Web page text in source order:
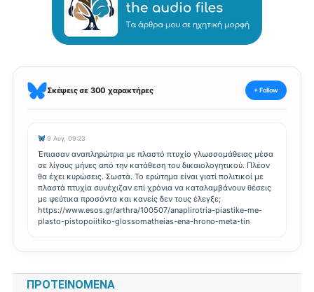
Σκέψεις σε 300 χαρακτήρες + Follow
9 Αυγ, 09:23
Έπιασαν αναπληρώτρια με πλαστό πτυχίο γλωσσομάθειας μέσα
σε λίγους μήνες από την κατάθεση του δικαιολογητικού. Πλέον
θα έχει κυρώσεις. Σωστά. Το ερώτημα είναι γιατί πολιτικοί με
πλαστά πτυχία συνέχιζαν επί χρόνια να καταλαμβάνουν θέσεις
με ψεύτικα προσόντα και κανείς δεν τους έλεγξε;
https://www.esos.gr/arthra/100507/anaplirotria-piastike-me-
plasto-pistopoiitiko-glossomatheias-ena-hrono-meta-tin
ΠΡΟΤΕΙΝΌΜΕΝΑ